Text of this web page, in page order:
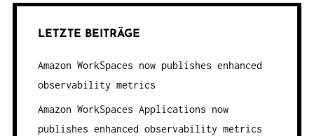
LETZTE BEITRÄGE
Amazon WorkSpaces now publishes enhanced
observability metrics
Amazon WorkSpaces Applications now
publishes enhanced observability metrics